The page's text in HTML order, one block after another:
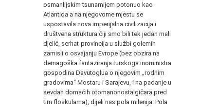
osmanlijskim tsunamijem potonuo kao
Atlantida a na njegovome mjestu se
uspostavila nova imperijalna civilizacija i
društvena struktura čiji smo bili tek jedan mali
djelić, serhat-provincija u službi golemih
zamisli o osvajanju Evrope (bez obzira na
demagoška fantaziranja turskoga inoministra
gospodina Davutoglua o njegovim „rodnim
gradovima“ Mostaru i Sarajevu, i na padanje u
sevdah domaćih otomanonostalgičara pred
tim floskulama), dijeli nas pola milenija. Pola